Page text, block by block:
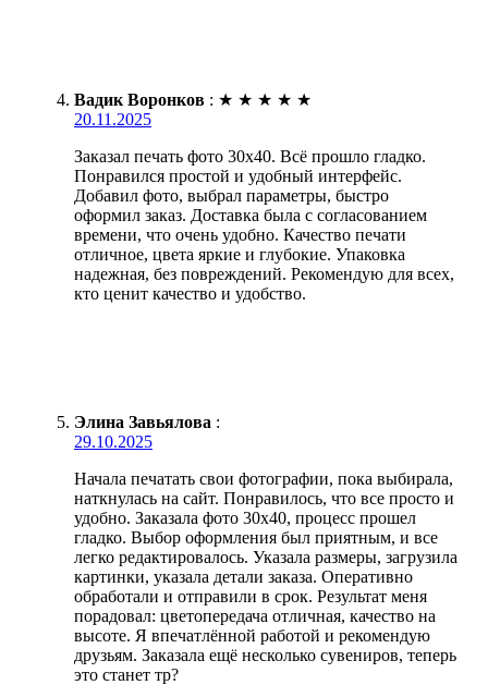
Вадик Воронков : ★ ★ ★ ★ ★
20.11.2025
Заказал печать фото 30х40. Всё прошло гладко.
Понравился простой и удобный интерфейс.
Добавил фото, выбрал параметры, быстро
оформил заказ. Доставка была с согласованием
времени, что очень удобно. Качество печати
отличное, цвета яркие и глубокие. Упаковка
надежная, без повреждений. Рекомендую для всех,
кто ценит качество и удобство.
Элина Завьялова :
29.10.2025
Начала печатать свои фотографии, пока выбирала,
наткнулась на сайт. Понравилось, что все просто и
удобно. Заказала фото 30х40, процесс прошел
гладко. Выбор оформления был приятным, и все
легко редактировалось. Указала размеры, загрузила
картинки, указала детали заказа. Оперативно
обработали и отправили в срок. Результат меня
порадовал: цветопередача отличная, качество на
высоте. Я впечатлённой работой и рекомендую
друзьям. Заказала ещё несколько сувениров, теперь
это станет тр?